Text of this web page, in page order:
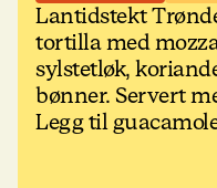
Lantidstekt
tortilla med
sylstetløk,
bønner. Servert
Legg til